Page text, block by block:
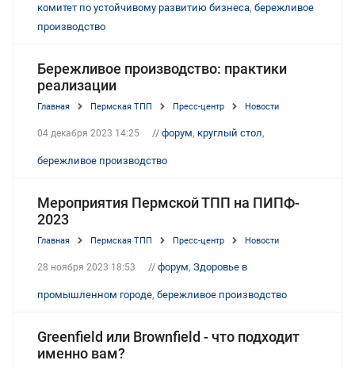
комитет по устойчивому развитию бизнеса, бережливое
производство
Бережливое производство: практики
реализации
Главная Пермская ТПП Пресс-центр Новости
04 декабря 2023 14:25 // форум, круглый стол,
бережливое производство
Мероприятия Пермской ТПП на ПИПФ-
2023
Главная Пермская ТПП Пресс-центр Новости
28 ноября 2023 18:53 // форум, Здоровье в
промышленном городе, бережливое производство
Greenfield или Brownfield - что подходит
именно вам?